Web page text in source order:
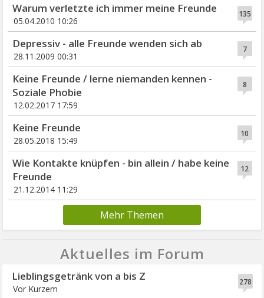
135
Warum verletzte ich immer meine Freunde
05.04.2010 10:26
7
Depressiv - alle Freunde wenden sich ab
28.11.2009 00:31
8
Keine Freunde / lerne niemanden kennen -
Soziale Phobie
12.02.2017 17:59
10
Keine Freunde
28.05.2018 15:49
12
Wie Kontakte knüpfen - bin allein / habe keine
Freunde
21.12.2014 11:29
Mehr Themen
Aktuelles im Forum
278
Lieblingsgetränk von a bis Z
Vor Kurzem